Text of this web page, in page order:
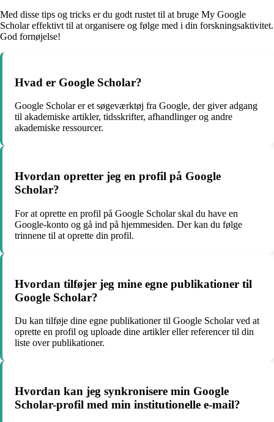
Med disse tips og tricks er du godt rustet til at bruge My Google
Scholar effektivt til at organisere og følge med i din forskningsaktivitet.
God fornøjelse!
Hvad er Google Scholar?
Google Scholar er et søgeværktøj fra Google, der giver adgang
til akademiske artikler, tidsskrifter, afhandlinger og andre
akademiske ressourcer.
Hvordan opretter jeg en profil på Google
Scholar?
For at oprette en profil på Google Scholar skal du have en
Google-konto og gå ind på hjemmesiden. Der kan du følge
trinnene til at oprette din profil.
Hvordan tilføjer jeg mine egne publikationer til
Google Scholar?
Du kan tilføje dine egne publikationer til Google Scholar ved at
oprette en profil og uploade dine artikler eller referencer til din
liste over publikationer.
Hvordan kan jeg synkronisere min Google
Scholar-profil med min institutionelle e-mail?